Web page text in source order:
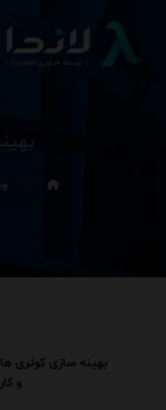
بهینه سازی کوئری
و